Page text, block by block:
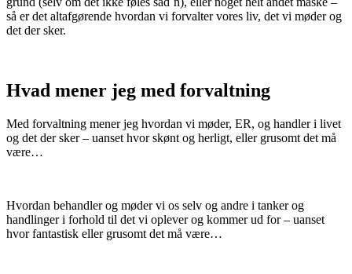
så er det altafgørende hvordan vi forvalter vores liv, det vi møder og
det der sker.
Hvad mener jeg med forvaltning
Med forvaltning mener jeg hvordan vi møder, ER, og handler i livet
og det der sker – uanset hvor skønt og herligt, eller grusomt det må
være…
Hvordan behandler og møder vi os selv og andre i tanker og
handlinger i forhold til det vi oplever og kommer ud for – uanset
hvor fantastisk eller grusomt det må være…